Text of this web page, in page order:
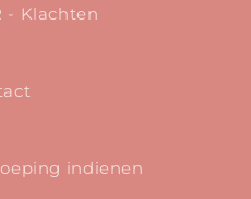
- Klachten
indienen